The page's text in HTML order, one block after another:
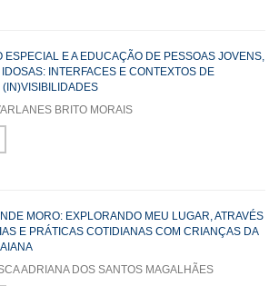
ESPECIAL E A EDUCAÇÃO DE PESSOAS JOVENS,
INTERFACES E CONTEXTOS DE
(IN)VISIBILIDADES
BRITO MORAIS
MORO: EXPLORANDO MEU LUGAR, ATRAVÉS
E PRÁTICAS COTIDIANAS COM CRIANÇAS DA
ADRIANA DOS SANTOS MAGALHÃES